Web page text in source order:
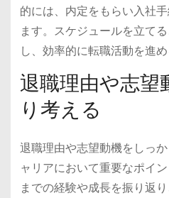
的には、内定をもらい入社
ます。スケジュールを立て
し、効率的に転職活動を進め
退職理由や志望
り考える
退職理由や志望動機をしっ
ャリアにおいて重要なポイ
までの経験や成長を振り返